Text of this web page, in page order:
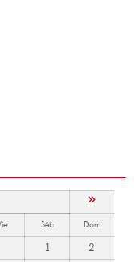
»
Sáb Dom
1
2